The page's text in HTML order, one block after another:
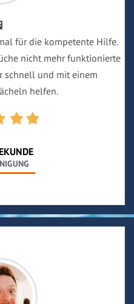
für die kompetente Hilfe.
nicht mehr funktionierte
schnell und mit einem
helfen.